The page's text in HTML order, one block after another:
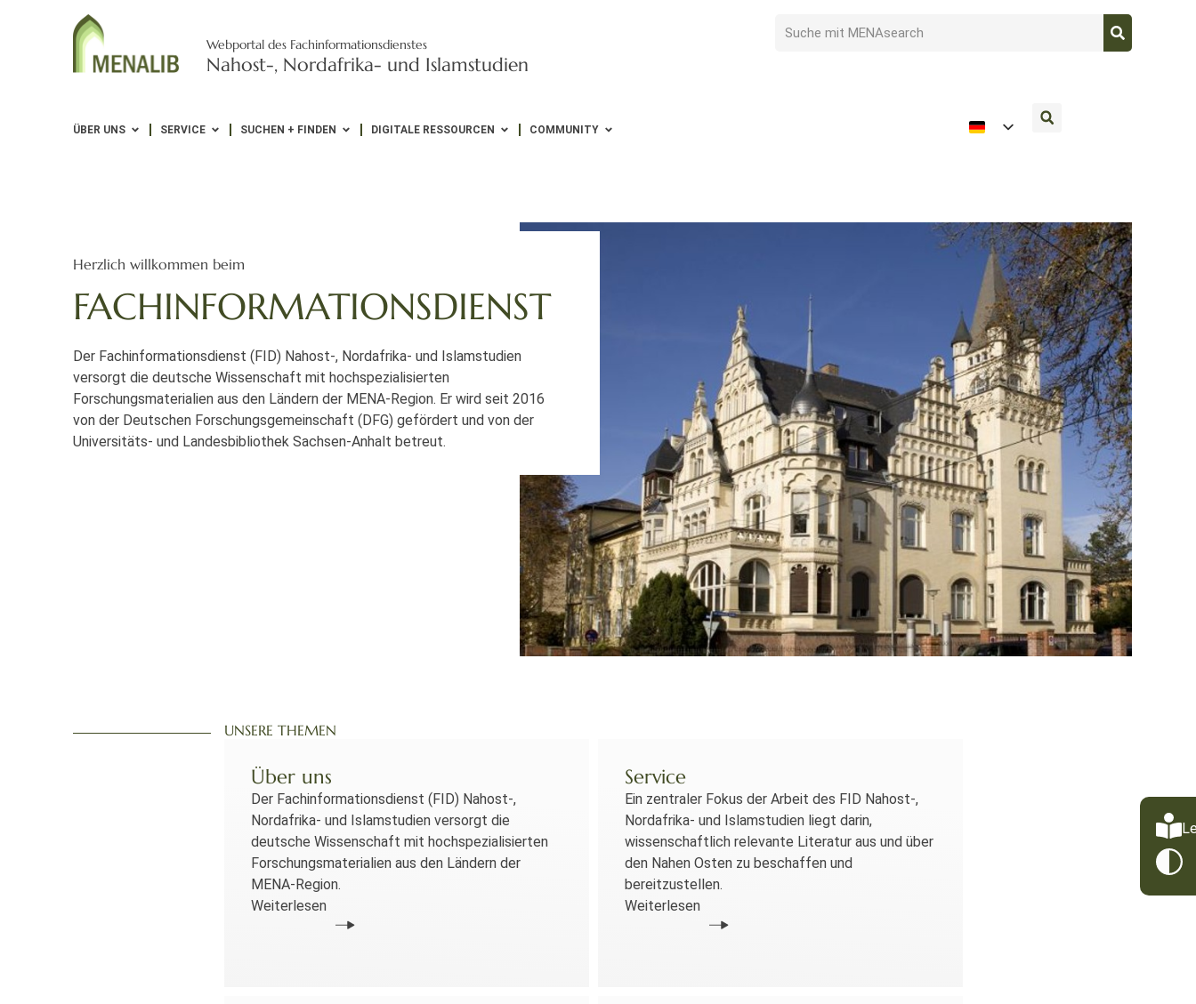
Webportal des Fachinformationsdienstes
Nahost-, Nordafrika- und Islamstudien
ÜBER UNS SERVICE SUCHEN + FINDEN DIGITALE RESSOURCEN COMMUNITY
Herzlich willkommen beim
FACHINFORMATIONSDIENST
Der Fachinformationsdienst (FID) Nahost-, Nordafrika- und Islamstudien
versorgt die deutsche Wissenschaft mit hochspezialisierten
Forschungsmaterialien aus den Ländern der MENA-Region. Er wird seit 2016
von der Deutschen Forschungsgemeinschaft (DFG) gefördert und von der
Universitäts- und Landesbibliothek Sachsen-Anhalt betreut.
UNSERE THEMEN
Über uns
Der Fachinformationsdienst (FID) Nahost-,
Nordafrika- und Islamstudien versorgt die
deutsche Wissenschaft mit hochspezialisierten
Forschungsmaterialien aus den Ländern der
MENA-Region.
Weiterlesen
Service
Ein zentraler Fokus der Arbeit des FID Nahost-,
Nordafrika- und Islamstudien liegt darin,
wissenschaftlich relevante Literatur aus und über
den Nahen Osten zu beschaffen und
bereitzustellen.
Weiterlesen